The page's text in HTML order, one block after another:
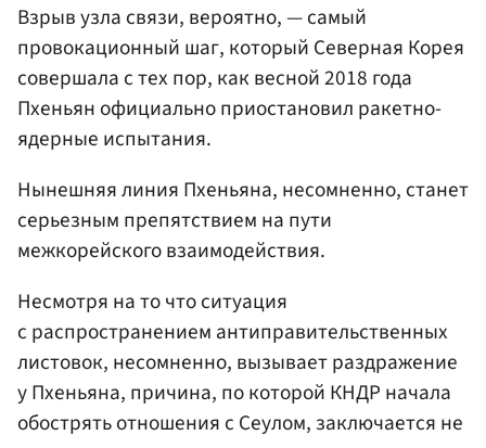
Взрыв узла связи, вероятно, — самый
провокационный шаг, который Северная Корея
совершала с тех пор, как весной 2018 года
Пхеньян официально приостановил ракетно-
ядерные испытания.
Нынешняя линия Пхеньяна, несомненно, станет
серьезным препятствием на пути
межкорейского взаимодействия.
Несмотря на то что ситуация
с распространением антиправительственных
листовок, несомненно, вызывает раздражение
у Пхеньяна, причина, по которой КНДР начала
обострять отношения с Сеулом, заключается не